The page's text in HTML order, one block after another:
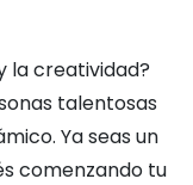
la creatividad?
talentosas
Ya seas un
comenzando tu